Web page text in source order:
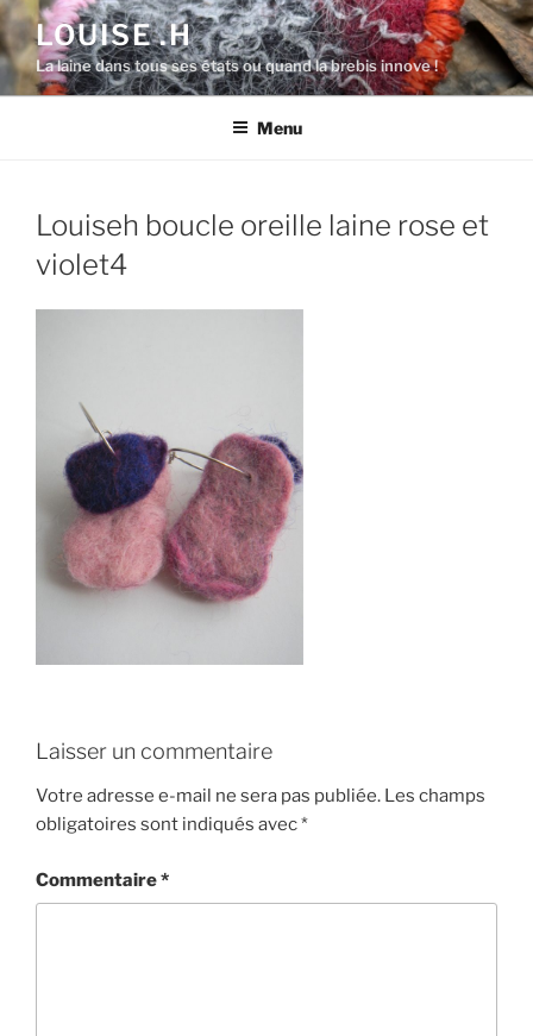
Aller
au
contenu
principal
LOUISE .H
La laine dans tous ses états ou quand la brebis innove !
Menu
Louiseh boucle oreille laine rose et
violet4
Laisser un commentaire
Votre adresse e-mail ne sera pas publiée. Les champs
obligatoires sont indiqués avec*
Commentaire*